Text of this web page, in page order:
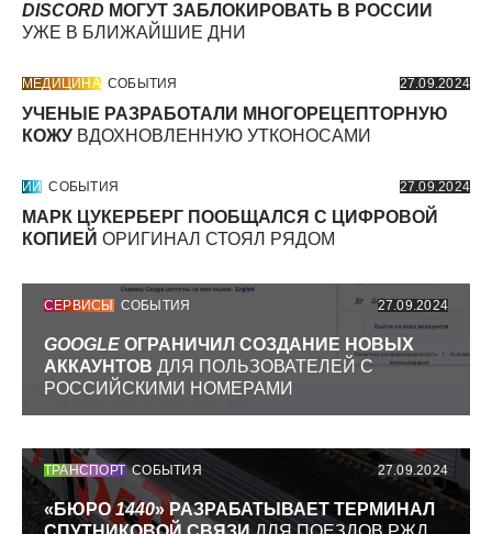
DISCORD МОГУТ ЗАБЛОКИРОВАТЬ В РОССИИ
УЖЕ В БЛИЖАЙШИЕ ДНИ
МЕДИЦИНА СОБЫТИЯ 27.09.2024
УЧЕНЫЕ РАЗРАБОТАЛИ МНОГОРЕЦЕПТОРНУЮ
КОЖУ ВДОХНОВЛЕННУЮ УТКОНОСАМИ
ИИ СОБЫТИЯ 27.09.2024
МАРК ЦУКЕРБЕРГ ПООБЩАЛСЯ С ЦИФРОВОЙ
КОПИЕЙ ОРИГИНАЛ СТОЯЛ РЯДОМ
СЕРВИСЫ СОБЫТИЯ 27.09.2024
GOOGLE ОГРАНИЧИЛ СОЗДАНИЕ НОВЫХ
АККАУНТОВ ДЛЯ ПОЛЬЗОВАТЕЛЕЙ С
РОССИЙСКИМИ НОМЕРАМИ
ТРАНСПОРТ СОБЫТИЯ 27.09.2024
«БЮРО1440» РАЗРАБАТЫВАЕТ ТЕРМИНАЛ